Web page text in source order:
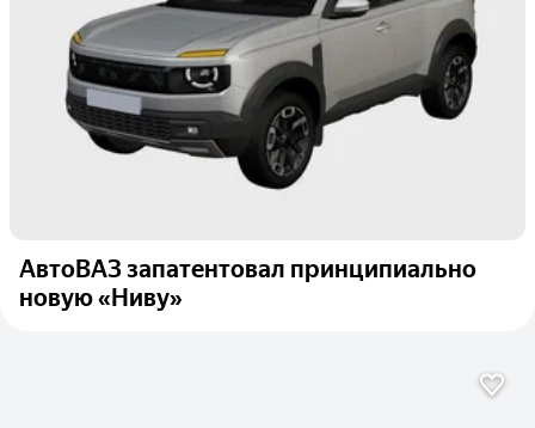
АвтоВАЗ запатентовал принципиально
новую «Ниву»